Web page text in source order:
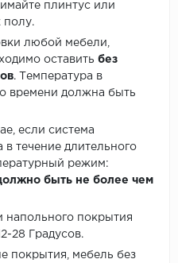
плинтус или
полу.
любой мебели,
оставить без
. Температура в
времени должна быть
если система
течение длительного
режим:
быть не более чем
напольного покрытия
28 Градусов.
покрытия, мебель без